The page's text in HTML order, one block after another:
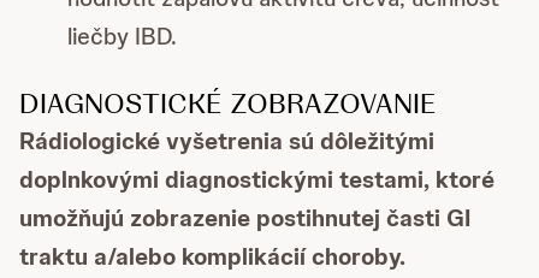
liečby IBD.
DIAGNOSTICKÉ ZOBRAZOVANIE
Rádiologické vyšetrenia sú dôležitými
doplnkovými diagnostickými testami, ktoré
umožňujú zobrazenie postihnutej časti GI
traktu a/alebo komplikácií choroby.